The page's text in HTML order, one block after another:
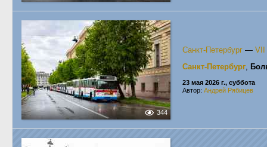
344
Санкт-Петербург — VII
Санкт-Петербург,
23 мая 2026 г., суббота
Автор: Андрей Рябицев